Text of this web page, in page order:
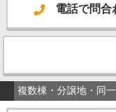
電話で問合
複数棟・分譲地・同